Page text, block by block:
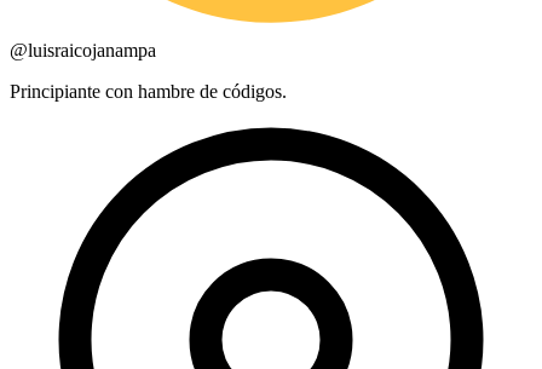
@luisraicojanampa
Principiante con hambre de códigos.